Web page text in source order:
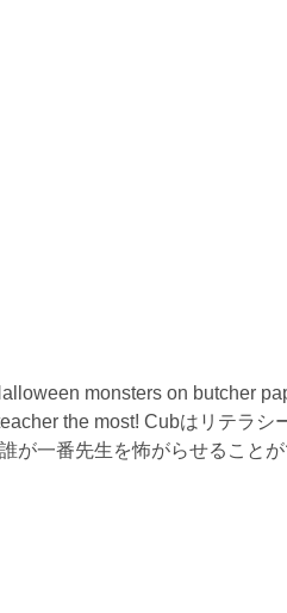
monsters on butcher
the most! Cubはリテラ
が一番先生を怖がらせることが